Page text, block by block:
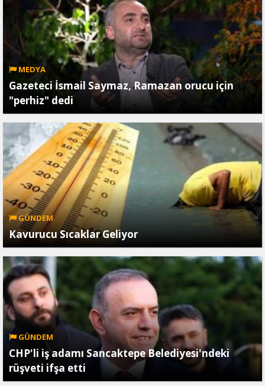
MEDYA
Gazeteci İsmail Saymaz, Ramazan orucu için
"perhiz" dedi
GÜNDEM
Kavurucu Sıcaklar Geliyor
GÜNDEM
CHP'li iş adamı Sancaktepe Belediyesi'ndeki
rüşveti ifşa etti